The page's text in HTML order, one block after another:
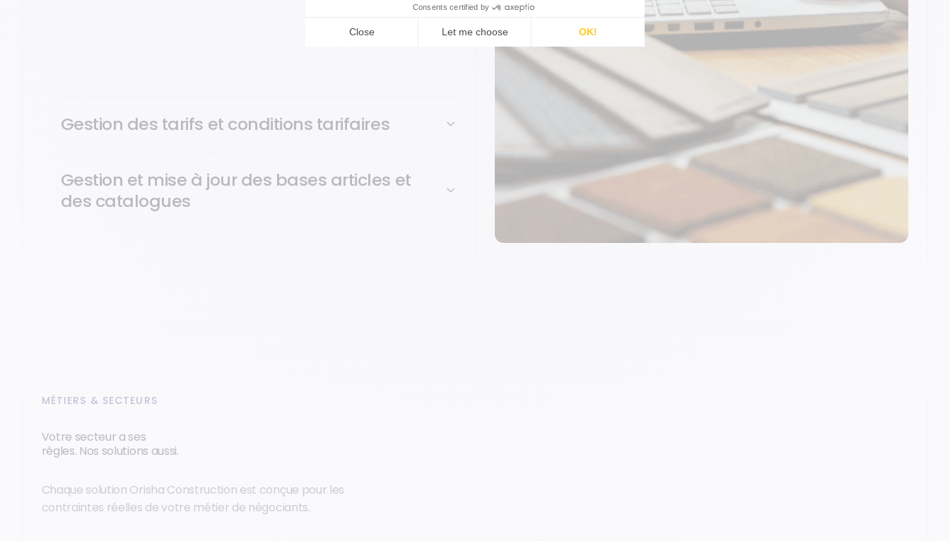
Gestion des fournisseurs, appels d’offres, préconisation de commandes, EDI
Gestion des tarifs et conditions tarifaires
Gestion et mise à jour des bases articles et
des catalogues
MÉTIERS & SECTEURS
Votre secteur a ses
règles. Nos solutions aussi.
Chaque solution Orisha Construction est conçue pour les
contraintes réelles de votre métier de négociants.